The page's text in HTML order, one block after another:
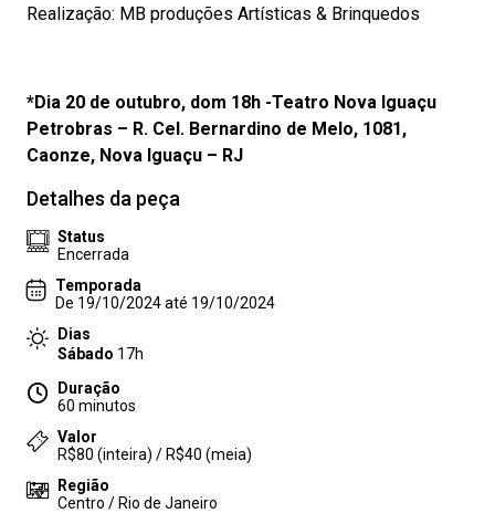
Realização: MB produções Artísticas & Brinquedos
*Dia 20 de outubro, dom 18h -Teatro Nova Iguaçu
Petrobras – R. Cel. Bernardino de Melo, 1081,
Caonze, Nova Iguaçu – RJ
Detalhes da peça
Status
Encerrada
Temporada
De 19/10/2024 até 19/10/2024
Dias
Sábado 17h
Duração
60 minutos
Valor
R$80 (inteira) / R$40 (meia)
Região
Centro / Rio de Janeiro